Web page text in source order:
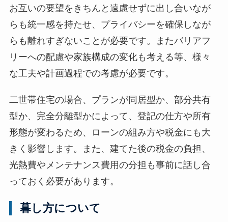
お互いの要望をきちんと遠慮せずに出し合いなが
らも統一感を持たせ、プライバシーを確保しなが
らも離れすぎないことが必要です。またバリアフ
リーへの配慮や家族構成の変化も考える等、様々
な工夫や計画過程での考慮が必要です。
二世帯住宅の場合、プランが同居型か、部分共有
型か、完全分離型かによって、登記の仕方や所有
形態が変わるため、ローンの組み方や税金にも大
きく影響します。また、建てた後の税金の負担、
光熱費やメンテナンス費用の分担も事前に話し合
っておく必要があります。
暮し方について